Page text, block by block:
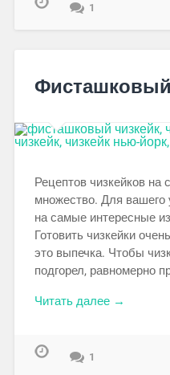
1
Фисташковый
Рецептов чизкейков на
множество. Для вашего
на самые интересные
Готовить чизкейки
это выпечка. Чтобы
подгорел, равномерно
Читать далее →
1